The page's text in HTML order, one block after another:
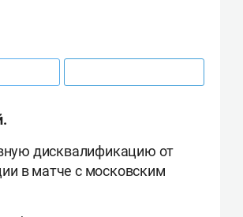
дисквалификацию от
в матче с московским